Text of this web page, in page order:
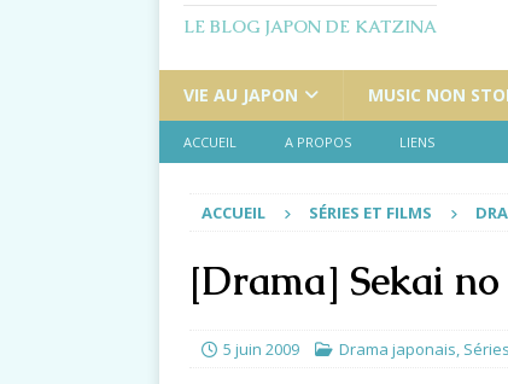
LE BLOG JAPON DE KATZINA
VIE AU JAPON MUSIC NON
ACCUEIL A PROPOS LIENS
ACCUEIL SÉRIES ET FILMS
[Drama] Sekai
5 juin 2009 Drama japonais,